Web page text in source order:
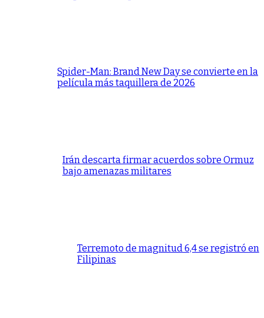
Spider-Man: Brand New Day se convierte en la
película más taquillera de 2026
Irán descarta firmar acuerdos sobre Ormuz
bajo amenazas militares
Terremoto de magnitud 6,4 se registró en
Filipinas